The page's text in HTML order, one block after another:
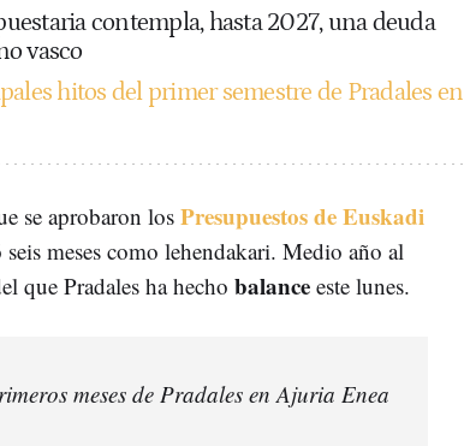
contempla, hasta 2027, una deuda
vasco
hitos del primer semestre de Pradales en
se aprobaron los Presupuestos de Euskadi
meses como lehendakari. Medio año al
que Pradales ha hecho balance este lunes.
meses de Pradales en Ajuria Enea